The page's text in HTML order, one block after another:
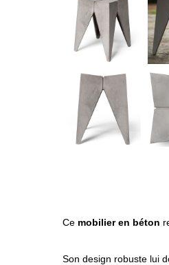
Ce mobilier en béton
Son design robuste lui